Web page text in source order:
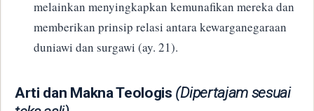
melainkan menyingkapkan kemunafikan mereka dan
memberikan prinsip relasi antara kewarganegaraan
duniawi dan surgawi (ay. 21).
​Arti dan Makna Teologis (Dipertajam sesuai